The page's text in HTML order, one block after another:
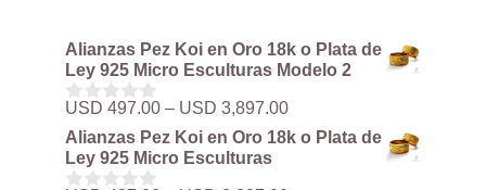
Alianzas Pez Koi en Oro 18k o Plata de
Ley 925 Micro Esculturas Modelo 2
0
d
e
5
USD 497.00 – USD 3,897.00Rango
de
precios:
Alianzas Pez Koi en Oro 18k o Plata de
Ley 925 Micro Esculturas